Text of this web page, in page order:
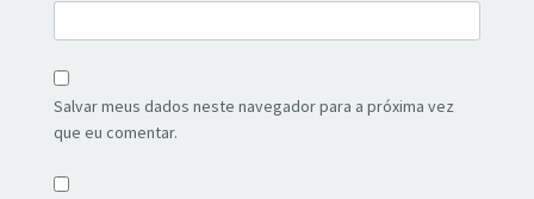
Salvar meus dados neste navegador para a próxima vez
que eu comentar.